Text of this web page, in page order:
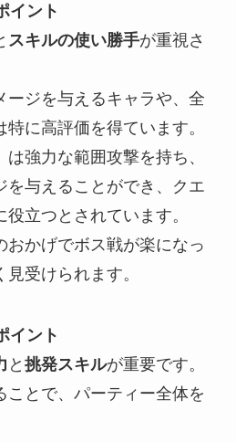
イント
スキルの使い勝手が重視さ
ージを与えるキャラや、全
に高評価を得ています。
強力な範囲攻撃を持ち、
を与えることができ、クエ
立つとされています。
おかげでボス戦が楽になっ
受けられます。
イント
と 挑発スキルが重要です。
ことで、パーティー全体を